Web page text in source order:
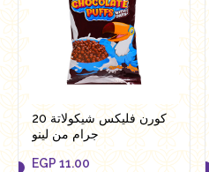
كورن فليكس شيكولاتة 20
جرام من لينو
EGP11.00